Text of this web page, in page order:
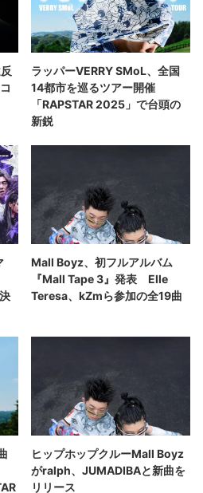
ラッパーVERRY SMoL、全国
14都市を巡るツアー開催
「RAPSTAR 2025」で台頭の
新鋭
Mall Boyz、初フルアルバム
『Mall Tape 3』発表 Elle
Teresa、kZmら参加の全19曲
ヒップホップクルーMall Boyz
がralph、JUMADIBAと新曲を
リリース